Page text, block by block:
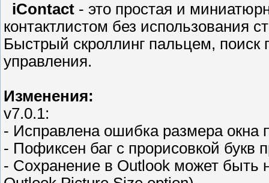
iContact - это простая и
контактлистом без использования
Быстрый скроллинг пальцем, поиск
управления.
Изменения:
v7.0.1:
- Исправлена ошибка размера окна
- Пофиксен баг с прорисовкой букв
- Сохранение в Outlook может быть